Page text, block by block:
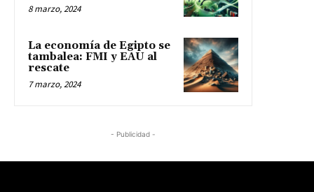
8 marzo, 2024
La economía de Egipto se
tambalea: FMI y EAU al
rescate
7 marzo, 2024
- Publicidad -